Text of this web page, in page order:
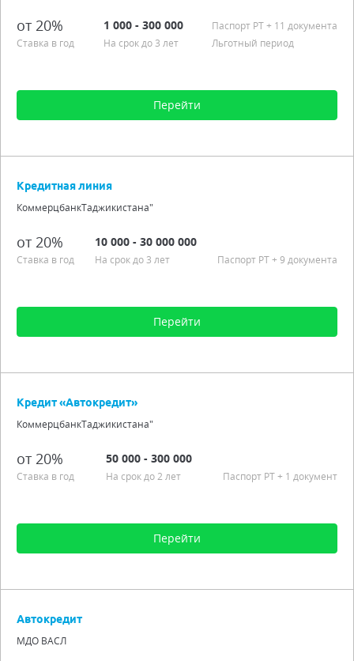
от 20%
Ставка в год
1 000 - 300 000
На срок до 3 лет
Паспорт РT+ 11 документа
Льготный период
Перейти
Процентная ставка от 20,00%
Льготный период
Подробно
Кредитная линия
КоммерцбанкТаджикистана"
от 20%
Ставка в год
10 000 - 30 000 000
На срок до 3 лет Паспорт РT+ 9 документа
Перейти
Процентная ставка от 20,00%
Подробно
Кредит «Автокредит»
КоммерцбанкТаджикистана"
от 20%
Ставка в год
50 000 - 300 000
На срок до 2 лет Паспорт РT + 1 документ
Перейти
Процентная ставка от 20,00%
Подробно
Автокредит
МДО ВАСЛ